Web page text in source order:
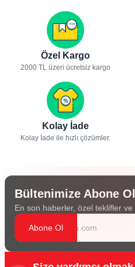
Özel Kargo
2000 TL üzeri ücretsiz kargo
Kolay İade
Kolay İade ile hızlı çözümler.
Bültenimize Abone
En son haberler, özel teklifler
Abone Ol